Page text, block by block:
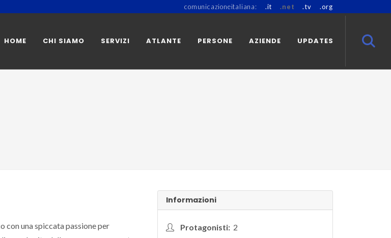
comunicazioneitaliana: .it .net .tv .org
HOME CHI SIAMO SERVIZI ATLANTE PERSONE AZIENDE UPDATES
con una spiccata passione per
Informazioni
Protagonisti:2